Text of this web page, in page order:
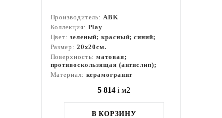
Производитель:ABK
Коллекция: Play
Цвет: зеленый; красный; синий;
Размер: 20x20см.
Поверхность:матовая;
противоскользящая (антислип);
Материал: керамогранит
5 814 i м2
В КОРЗИНУ